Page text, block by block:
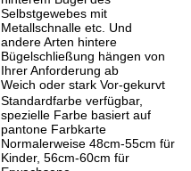
Selbstgewebes mit
Metallschnalle etc. Und
andere Arten hintere
Bügelschließung hängen von
Ihrer Anforderung ab
Weich oder stark Vor-gekurvt
Standardfarbe verfügbar,
spezielle Farbe basiert auf
pantone Farbkarte
Normalerweise 48cm-55cm für
Kinder, 56cm-60cm für